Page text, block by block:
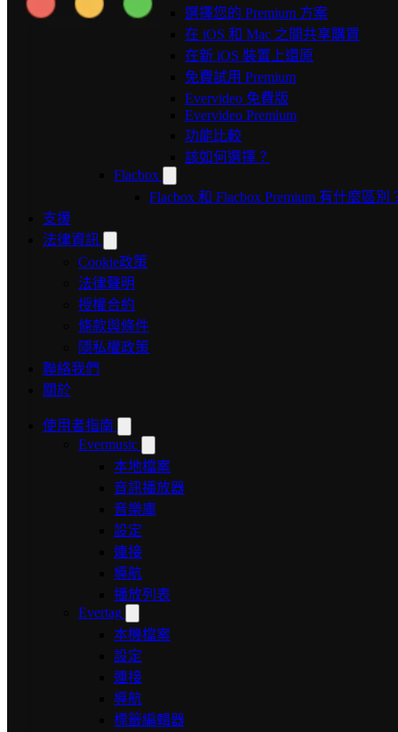
選擇您的 Premium 方案
在 iOS 和 Mac 之間共享購買
在新 iOS 裝置上還原
免費試用 Premium
Evervideo 免費版
Evervideo Premium
功能比較
該如何選擇？
Flacbox
Flacbox 和 Flacbox Premium 有什麼區別
支援
法律資訊
Cookie政策
法律聲明
授權合約
條款與條件
隱私權政策
聯絡我們
關於
使用者指南
Evermusic
本地檔案
音訊播放器
音樂庫
設定
連接
導航
播放列表
Evertag
本機檔案
設定
連接
導航
標籤編輯器